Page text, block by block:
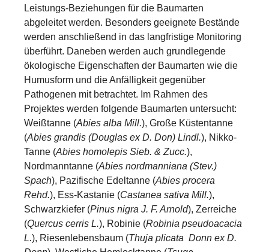
Leistungs-Beziehungen für die Baumarten
abgeleitet werden. Besonders geeignete Bestände
werden anschließend in das langfristige Monitoring
überführt. Daneben werden auch grundlegende
ökologische Eigenschaften der Baumarten wie die
Humusform und die Anfälligkeit gegenüber
Pathogenen mit betrachtet. Im Rahmen des
Projektes werden folgende Baumarten untersucht:
Weißtanne (Abies alba Mill.), Große Küstentanne
(Abies grandis (Douglas ex D. Don) Lindl.), Nikko-
Tanne (Abies homolepis Sieb. & Zucc.),
Nordmanntanne (Abies nordmanniana (Stev.)
Spach), Pazifische Edeltanne (Abies procera
Rehd.), Ess-Kastanie (Castanea sativa Mill.),
Schwarzkiefer (Pinus nigra J. F. Arnold), Zerreiche
(Quercus cerris L.), Robinie (Robinia pseudoacacia
L.), Riesenlebensbaum (Thuja plicata Donn ex D.